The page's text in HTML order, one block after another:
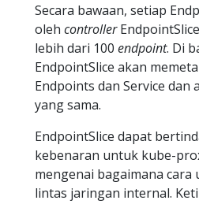
Secara bawaan, setiap
oleh controller
lebih dari 100 endpoint. Di
EndpointSlice akan
Endpoints dan Service dan
yang sama.
EndpointSlice dapat
kebenaran untuk kube-
mengenai bagaimana
lintas jaringan internal.